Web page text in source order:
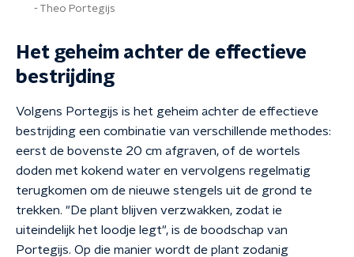
Theo Portegijs
Het geheim achter de effectieve
bestrijding
Volgens Portegijs is het geheim achter de effectieve
bestrijding een combinatie van verschillende methodes:
eerst de bovenste 20 cm afgraven, of de wortels
doden met kokend water en vervolgens regelmatig
terugkomen om de nieuwe stengels uit de grond te
trekken. "De plant blijven verzwakken, zodat ie
uiteindelijk het loodje legt", is de boodschap van
Portegijs. Op die manier wordt de plant zodanig